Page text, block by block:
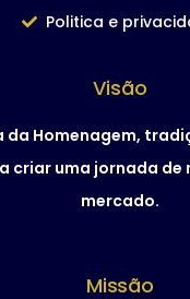
Politica e
Visão
da Homenagem,
criar uma jornada de
mercado.
Missão